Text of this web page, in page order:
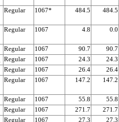
Regular 1067* 484.5 484.5
Regular 1067 4.8 0.0
Regular 1067 90.7
90.7
Regular 1067 24.3
24.3
Regular 1067 26.4 26.4
Regular 1067 147.2 147.2
Regular 1067 55.8
55.8
Regular 1067 271.7
271.7
Regular 1067 27.3
27.3